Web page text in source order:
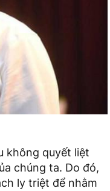
không quyết liệt
chúng ta. Do đó,
ly triệt để nhằm